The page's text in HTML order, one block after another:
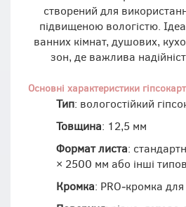
створений для
підвищеною вологістю.
ванних кімнат, душових,
зон, де важлива
Основні характеристики
Тип: вологостійкий
Товщина: 12,5 мм
Формат листа:
× 2500 мм або інші
Кромка: PRO‑кромка